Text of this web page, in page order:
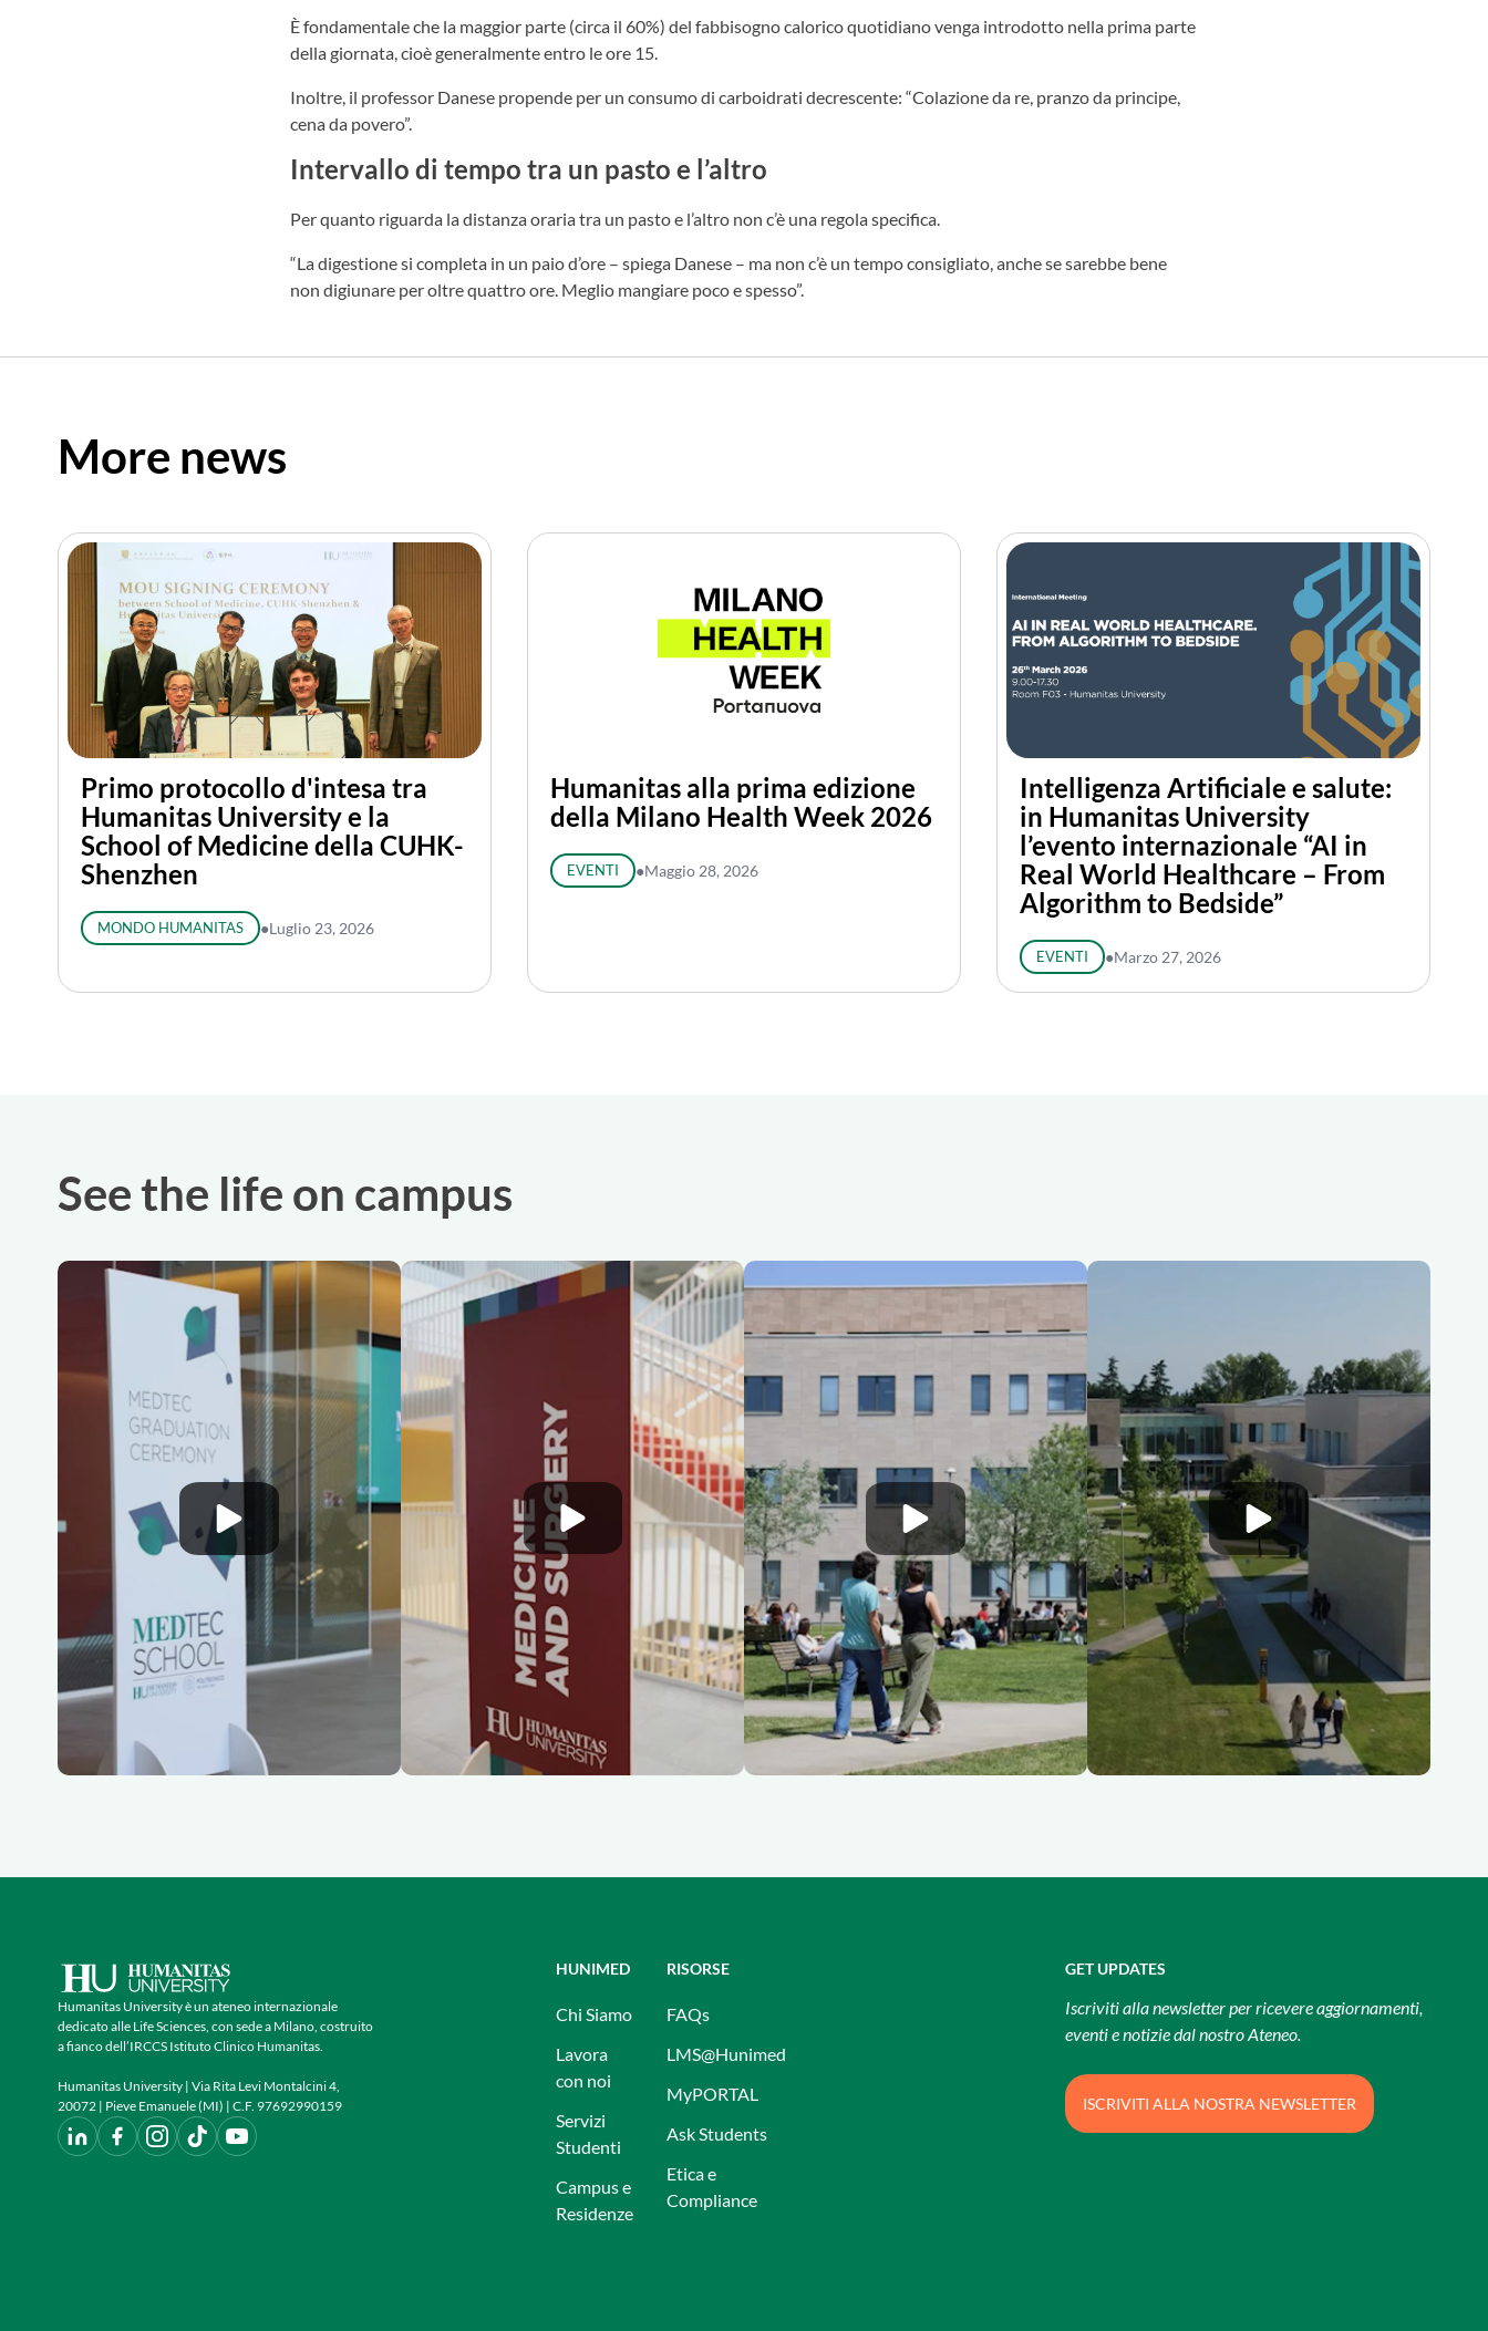
È fondamentale che la maggior parte (circa il 60%) del fabbisogno calorico quotidiano venga introdotto nella prima parte
della giornata, cioè generalmente entro le ore 15.
Inoltre, il professor Danese propende per un consumo di carboidrati decrescente: “Colazione da re, pranzo da principe,
cena da povero”.
Intervallo di tempo tra un pasto e l’altro
Per quanto riguarda la distanza oraria tra un pasto e l’altro non c’è una regola specifica.
“La digestione si completa in un paio d’ore – spiega Danese – ma non c’è un tempo consigliato, anche se sarebbe bene
non digiunare per oltre quattro ore. Meglio mangiare poco e spesso”.
More news
Primo protocollo d'intesa tra
Humanitas University e la
School of Medicine della CUHK-
Shenzhen
MONDO HUMANITAS ●Luglio 23, 2026
Humanitas alla prima edizione
della Milano Health Week 2026
EVENTI ●Maggio 28, 2026
Intelligenza Artificiale e salute:
in Humanitas University
l’evento internazionale “AI in
Real World Healthcare – From
Algorithm to Bedside”
EVENTI ●Marzo 27, 2026
See the life on campus
Humanitas University è un ateneo internazionale
dedicato alle Life Sciences, con sede a Milano, costruito
a fianco dell’IRCCS Istituto Clinico Humanitas.
Humanitas University | Via Rita Levi Montalcini 4,
20072 | Pieve Emanuele (MI) | C.F. 97692990159
HUNIMED
Chi Siamo
Lavora
con noi
Servizi
Studenti
Campus e
Residenze
RISORSE
FAQs
LMS@Hunimed
MyPORTAL
Ask Students
Etica e
Compliance
GET UPDATES
Iscriviti alla newsletter per ricevere aggiornamenti,
eventi e notizie dal nostro Ateneo.
ISCRIVITI ALLA NOSTRA NEWSLETTER